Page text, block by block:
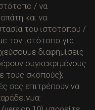
/ να
και να
του ιστοτόπου /
τον ιστότοπο για
διαφημίσεις
συγκεκριμένους
τους σκοπούς};
σας επιτρέπουν να